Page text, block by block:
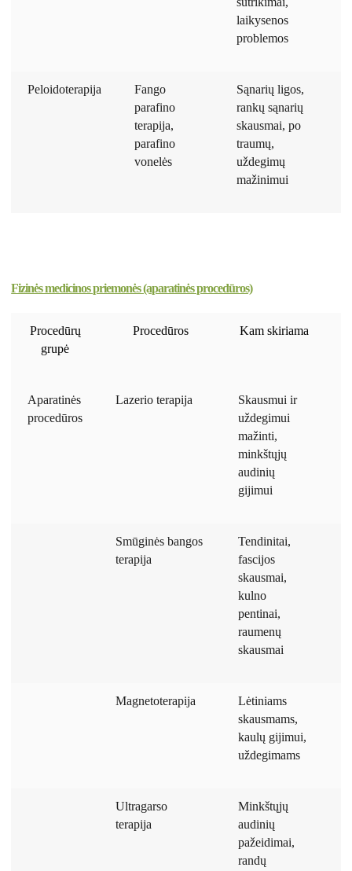
laikysenos
problemos
Peloidoterapija
Fango
parafino
terapija,
parafino
vonelės
Sąnarių ligos,
rankų sąnarių
skausmai, po
traumų,
uždegimų
mažinimui
Fizinės medicinos priemonės (aparatinės procedūros)
Procedūrų
grupė
Procedūros Kam skiriama
Aparatinės
procedūros
Lazerio terapija
Skausmui ir
uždegimui
mažinti,
minkštųjų
audinių
gijimui
Smūginės bangos
terapija
Tendinitai,
fascijos
skausmai,
kulno
pentinai,
raumenų
skausmai
Magnetoterapija
Lėtiniams
skausmams,
kaulų gijimui,
uždegimams
Ultragarso
terapija
Minkštųjų
audinių
pažeidimai,
randų